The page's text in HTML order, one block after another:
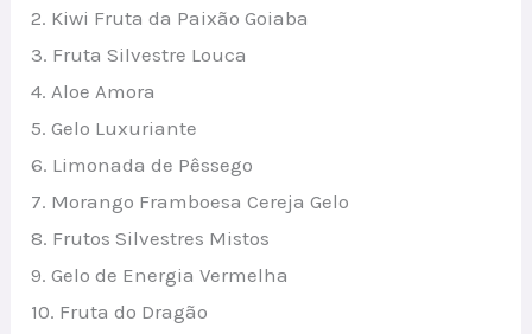
2. Kiwi Fruta da Paixão Goiaba
3. Fruta Silvestre Louca
4. Aloe Amora
5. Gelo Luxuriante
6. Limonada de Pêssego
7. Morango Framboesa Cereja Gelo
8. Frutos Silvestres Mistos
9. Gelo de Energia Vermelha
10. Fruta do Dragão